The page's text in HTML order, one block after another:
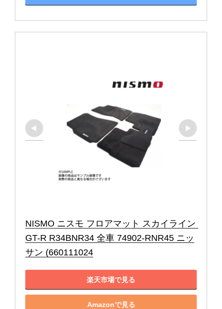
NISMO ニスモ フロアマット スカイライン
GT-R R34BNR34 全車 74902-RNR45 ニッ
サン (660111024
楽天市場で見る
Amazonで見る